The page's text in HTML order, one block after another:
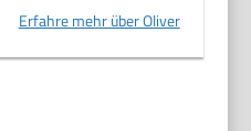
Erfahre mehr über Oliver